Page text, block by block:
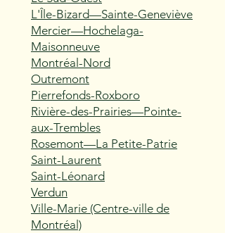
L'Île-Bizard—Sainte-Geneviève
Mercier—Hochelaga-
Maisonneuve
Montréal-Nord
Outremont
Pierrefonds-Roxboro
Rivière-des-Prairies—Pointe-
aux-Trembles
Rosemont—La Petite-Patrie
Saint-Laurent
Saint-Léonard
Verdun
Ville-Marie (Centre-ville de
Montréal)